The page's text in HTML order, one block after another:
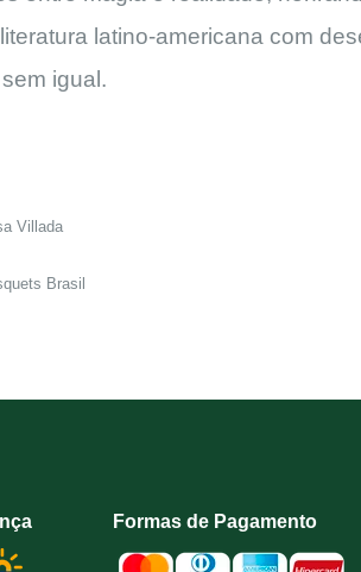
latino-americana com
igual.
Villada
Brasil
Formas de Pagamento